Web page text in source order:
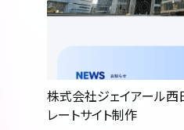
株式会社ジェイアール
レートサイト制作
公開制作事例一覧
お知らせ